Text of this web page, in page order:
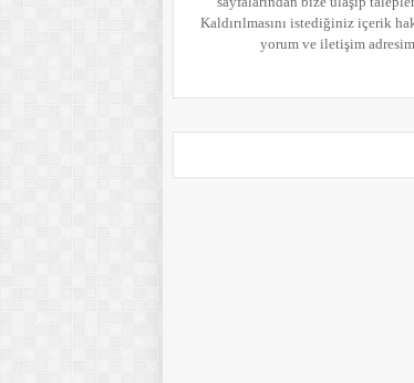
Kaldırılmasını istediğiniz içerik
yorum ve iletişim